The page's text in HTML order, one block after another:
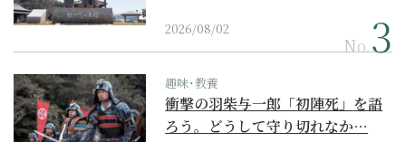
2026/08/02
No.
趣味･教養
衝撃の羽柴与一郎「初陣死」を語
ろう。どうして守り切れなか…